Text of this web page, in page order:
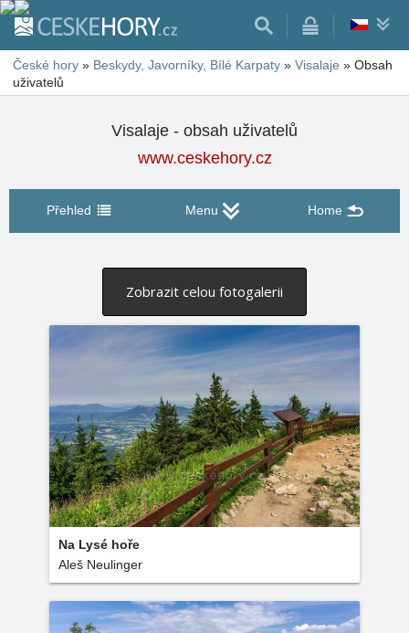
České hory » Beskydy, Javorníky, Bílé Karpaty » Visalaje » Obsah
uživatelů
Visalaje - obsah uživatelů
www.ceskehory.cz
Přehled Menu Home
Zobrazit celou fotogalerii
Na Lysé hoře
Aleš Neulinger